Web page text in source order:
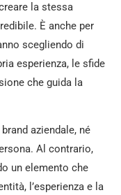
la stessa
È anche per
scegliendo di
esperienza, le sfide
che guida la
aziendale, né
Al contrario,
un elemento che
l’esperienza e la